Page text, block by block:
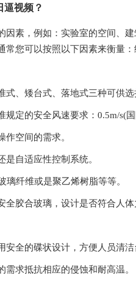
视频？
素，例如：实验室的空间
常您可以按照以下因素来衡量：
、矮台式、落地式三种可供选择
定的安全风速要求：
空间的需求。
自适应性控制系统。
或是聚乙烯树脂等等。
胶合玻璃，设计是否符合人体力
碟状设计，方便人员清洁
抵抗相应的侵蚀和耐高温。